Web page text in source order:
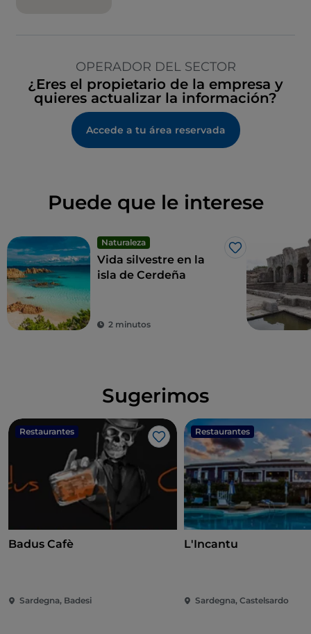
OPERADOR DEL SECTOR
¿Eres el propietario de la empresa y
quieres actualizar la información?
Accede a tu área reservada
Puede que le interese
Naturaleza
Me gusta
Vida silvestre en la
isla de Cerdeña
2 minutos
Sugerimos
Restaurantes
Me gusta
Badus Cafè
Sardegna, Badesi
Restaurantes
L'Incantu
Sardegna, Castelsardo